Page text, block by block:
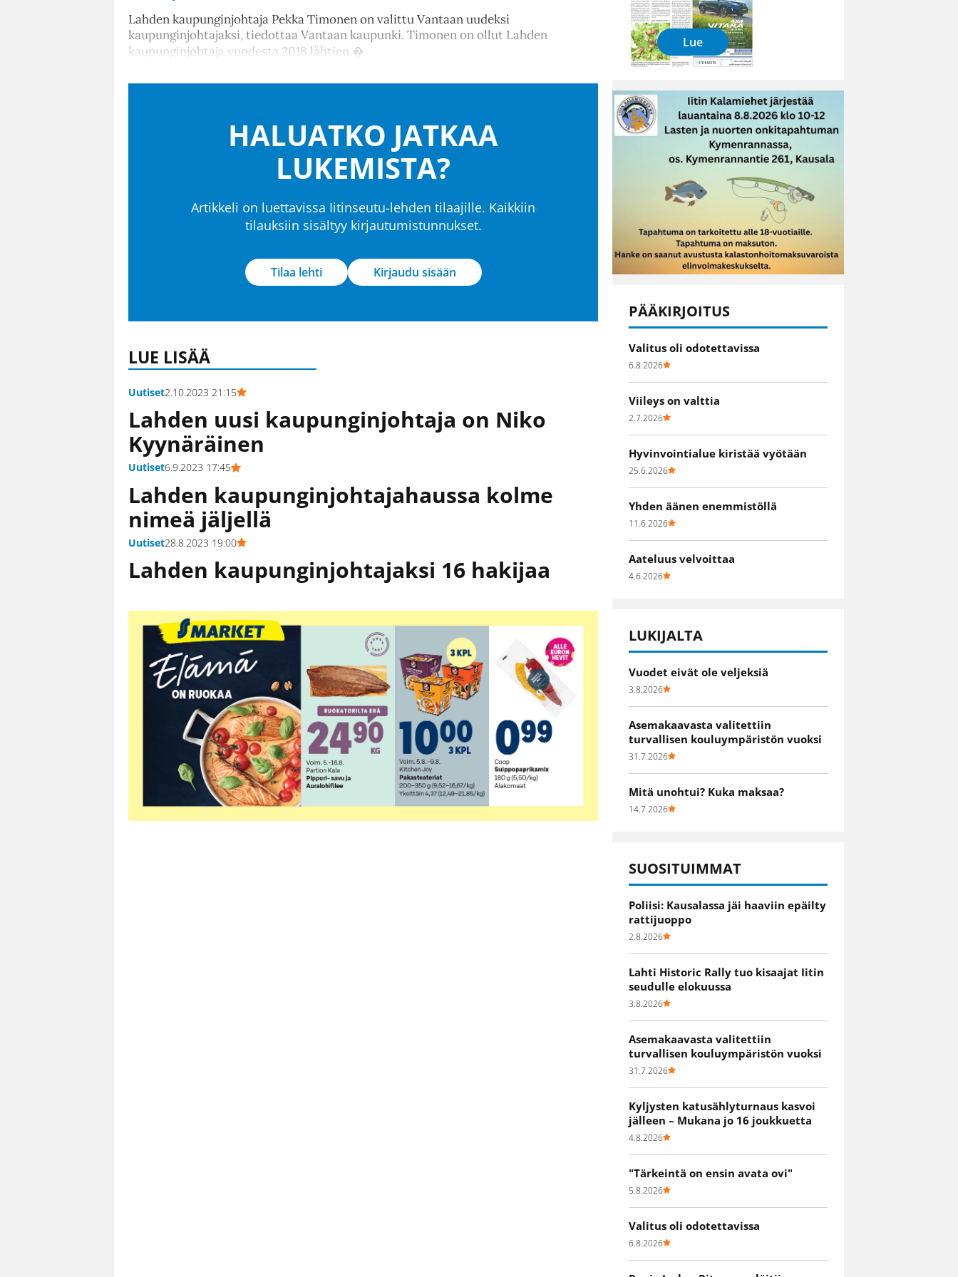
Lahden kaupunginjohtaja Pekka Timonen on valittu Vantaan uudeksi
kaupunginjohtajaksi, tiedottaa Vantaan kaupunki. Timonen on ollut Lahden
kaupunginjohtaja vuodesta 2018 lähtien.�
HALUATKO JATKAA
LUKEMISTA?
Artikkeli on luettavissa Iitinseutu-lehden tilaajille. Kaikkiin
tilauksiin sisältyy kirjautumistunnukset.
Tilaa lehti Kirjaudu sisään
LUE LISÄÄ
Uutiset2.10.2023 21:15
Lahden uusi kaupunginjohtaja on Niko
Kyynäräinen
Uutiset6.9.2023 17:45
Lahden kaupunginjohtajahaussa kolme
nimeä jäljellä
Uutiset28.8.2023 19:00
Lahden kaupunginjohtajaksi 16 hakijaa
Lue
PÄÄKIRJOITUS
Valitus oli odotettavissa
6.8.2026
Viileys on valttia
2.7.2026
Hyvinvointialue kiristää vyötään
25.6.2026
Yhden äänen enemmistöllä
11.6.2026
Aateluus velvoittaa
4.6.2026
LUKIJALTA
Vuodet eivät ole veljeksiä
3.8.2026
Asemakaavasta valitettiin
turvallisen kouluympäristön vuoksi
31.7.2026
Mitä unohtui? Kuka maksaa?
14.7.2026
SUOSITUIMMAT
Poliisi: Kausalassa jäi haaviin epäilty
rattijuoppo
2.8.2026
Lahti Historic Rally tuo kisaajat Iitin
seudulle elokuussa
3.8.2026
Asemakaavasta valitettiin
turvallisen kouluympäristön vuoksi
31.7.2026
Kyljysten katusählyturnaus kasvoi
jälleen – Mukana jo 16 joukkuetta
4.8.2026
"Tärkeintä on ensin avata ovi"
5.8.2026
Valitus oli odotettavissa
6.8.2026